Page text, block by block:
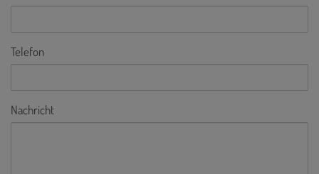
Telefon
Nachricht